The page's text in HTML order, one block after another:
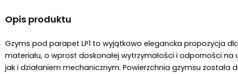
Opis produktu
Gzyms pod parapet LP1 to wyjątkowo elegancka propozycja
materiału, o wprost doskonałej wytrzymałości i odporności
jak i działaniem mechanicznym. Powierzchnia gzymsu